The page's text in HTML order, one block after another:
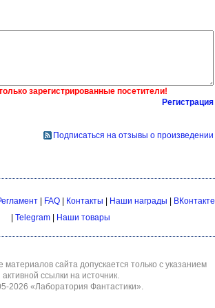
зарегистрированные посетители!
Регистрация
Подписаться на отзывы о произведении
| FAQ| Контакты Наши награды
ВКонтакте
Telegram Наши товары
сайта допускается только с указанием
активной ссылки на источник.
2026 «Лаборатория Фантастики».